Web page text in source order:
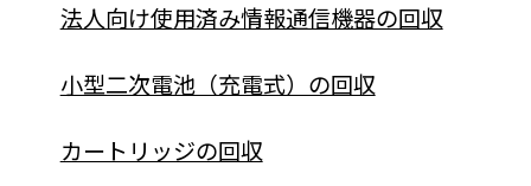
法人向け使用済み情報通信機器の回収
小型二次電池（充電式）の回収
カートリッジの回収